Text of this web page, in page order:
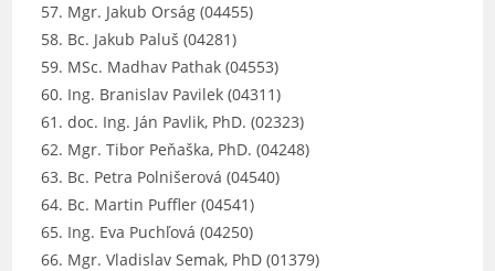
Mgr. Jakub Orság (04455)
Bc. Jakub Paluš (04281)
MSc. Madhav Pathak (04553)
Ing. Branislav Pavilek (04311)
doc. Ing. Ján Pavlik, PhD. (02323)
Mgr. Tibor Peňaška, PhD. (04248)
Bc. Petra Polnišerová (04540)
Bc. Martin Puffler (04541)
Ing. Eva Puchľová (04250)
Mgr. Vladislav Semak, PhD (01379)